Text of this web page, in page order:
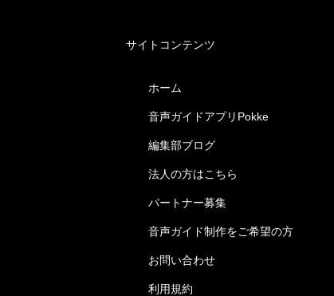
サイトコンテンツ
ホーム
音声ガイドアプリPokke
編集部ブログ
法人の方はこちら
パートナー募集
音声ガイド制作をご希望の方
お問い合わせ
利用規約